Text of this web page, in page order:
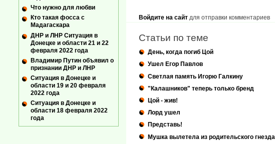
Войдите на сайт для отправки комментариев
Статьи по теме
День, когда погиб Цой
Ушел Егор Павлов
Светлая память Игорю Галкину
"Калашников" теперь только бренд
Цой - жив!
Лорд ушел
Представь!
Мушка вылетела из родительского гнезда
Что нужно для любви
Кто такая фосса с
Мадагаскара
ДНР и ЛНР Ситуация в
Донецке и области 21 и 22
февраля 2022 года
Владимир Путин объявил о
признании ДНР и ЛНР
Ситуация в Донецке и
области 19 и 20 февраля
2022 года
Ситуация в Донецке и
области 18 февраля 2022
года